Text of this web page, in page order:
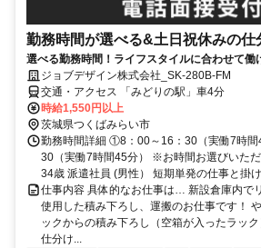
勤務時間が選べる&土日祝休みの仕
選べる勤務時間！ライフスタイルに合わせて働
ジョブデザイン株式会社_SK-280B-FM
交通・アクセス 「みどりの駅」車4分
時給1,550円以上
茨城県つくばみらい市
勤務時間詳細 ①8：00～16：30（実働7時
30（実働7時間45分） ※お時間お選びいた
34歳 派遣社員 (男性） 短期単発の仕事と掛
仕事内容 具体的なお仕事は… 新設倉庫内で
使用した積み下ろし、運搬のお仕事です！
ックからの積み下ろし（空箱が入ったラッ
仕分け...